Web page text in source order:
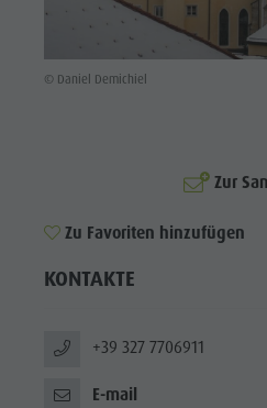
ORTE &
UMGEBUNG
HIGHLIGHT
Reiten
Schwimmen
Katalogservice
Urlaub mit Hund
© Daniel Demichiel
Zur
Zu Favoriten hinzufügen
KONTAKTE
+39 327 7706911
E-mail